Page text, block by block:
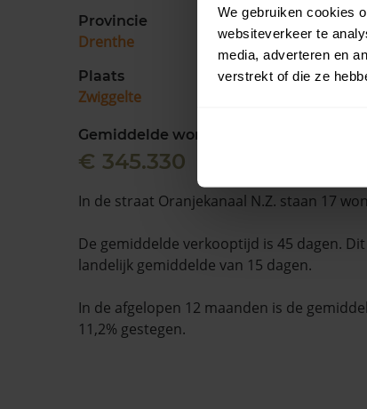
We gebruiken cookies
websiteverkeer te
media, adverteren en
verstrekt of die ze
Provincie
Drenthe
Plaats
Zwiggelte
Gemiddelde woningwaarde
€ 345.330
In de straat Oranjekanaal N.Z. staan 17
De gemiddelde verkooptijd is 45 dagen.
landelijk gemiddelde van 15 dagen.
In de afgelopen 12 maanden is de
11,2% gestegen.